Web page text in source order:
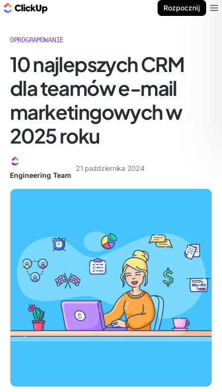
Rozpocznij
OPROGRAMOWANIE
10 najlepszych CRM
dla teamów e-mail
marketingowych w
2025 roku
Engineering Team
21 października 2024